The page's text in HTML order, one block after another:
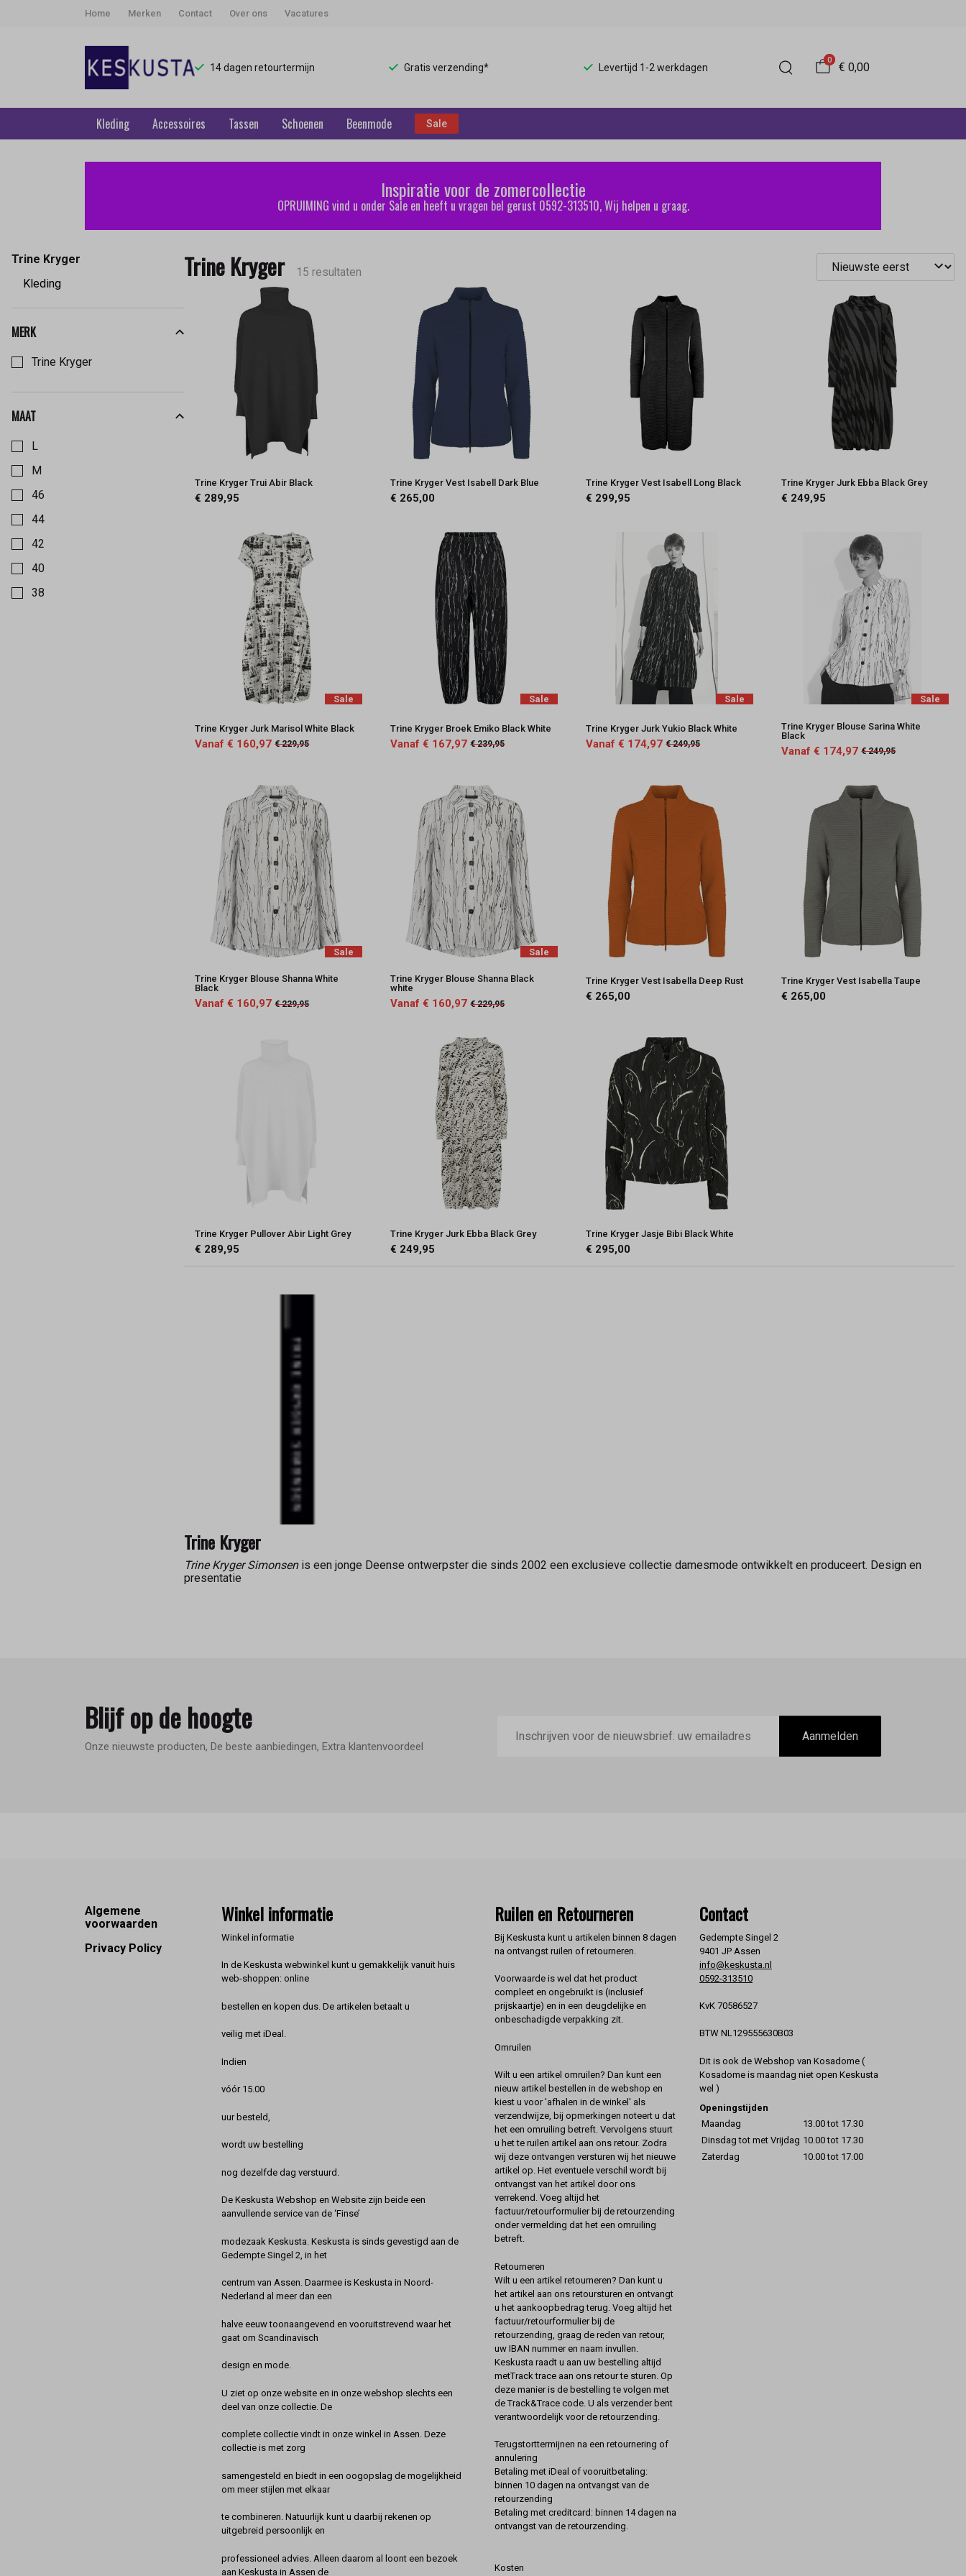
Home Merken Contact Over ons Vacatures
14 dagen retourtermijn Gratis verzending* Levertijd 1-2 werkdagen
0
€ 0,00
Kleding Accessoires Tassen Schoenen Beenmode Sale
Trine
Keskusta
Inspiratie voor de zomercollectie
OPRUIMING vind u onder Sale en heeft u vragen bel gerust 0592-313510, Wij helpen u graag.
Trine Kryger
Kleding
MERK
Trine Kryger
MAAT
L
M
46
44
42
40
38
Trine Kryger 15 resultaten
Trine Kryger Trui Abir Black
€ 289,95
Trine Kryger Vest Isabell Dark Blue
€ 265,00
Trine Kryger Vest Isabell Long Black
€ 299,95
Trine Kryger Jurk Ebba Black Grey
€ 249,95
Sale
Trine Kryger Jurk Marisol White Black
Vanaf € 160,97 € 229,95
Sale
Trine Kryger Broek Emiko Black White
Vanaf € 167,97 € 239,95
Sale
Trine Kryger Jurk Yukio Black White
Vanaf € 174,97 € 249,95
Sale
Trine Kryger Blouse Sarina White
Black
Vanaf € 174,97 € 249,95
Sale
Trine Kryger Blouse Shanna White
Black
Vanaf € 160,97 € 229,95
Sale
Trine Kryger Blouse Shanna Black
white
Vanaf € 160,97 € 229,95
Trine Kryger Vest Isabella Deep Rust
€ 265,00
Trine Kryger Vest Isabella Taupe
€ 265,00
Trine Kryger Pullover Abir Light Grey
€ 289,95
Trine Kryger Jurk Ebba Black Grey
€ 249,95
Trine Kryger Jasje Bibi Black White
€ 295,00
Trine Kryger
Trine Kryger Simonsenis een jonge Deense ontwerpster die sinds 2002 een exclusieve collectie damesmode ontwikkelt en produceert. Design en
presentatie
Blijf op de hoogte
Onze nieuwste producten, De beste aanbiedingen, Extra klantenvoordeel
mailadres
Aanmelden
Footer
Algemene
voorwaarden
Privacy Policy
Winkel informatie
Winkel informatie
In de Keskusta webwinkel kunt u gemakkelijk vanuit huis
web-shoppen: online
bestellen en kopen dus. De artikelen betaalt u
veilig met iDeal.
Indien
vóór 15.00
uur besteld,
wordt uw bestelling
nog dezelfde dag verstuurd.
De Keskusta Webshop en Website zijn beide een
aanvullende service van de ‘Finse’
modezaak Keskusta. Keskusta is sinds gevestigd aan de
Gedempte Singel 2, in het
centrum van Assen. Daarmee is Keskusta in Noord-
Nederland al meer dan een
halve eeuw toonaangevend en vooruitstrevend waar het
gaat om Scandinavisch
design en mode.
U ziet op onze website en in onze webshop slechts een
deel van onze collectie. De
complete collectie vindt in onze winkel in Assen. Deze
collectie is met zorg
samengesteld en biedt in een oogopslag de mogelijkheid
om meer stijlen met elkaar
te combineren. Natuurlijk kunt u daarbij rekenen op
uitgebreid persoonlijk en
professioneel advies. Alleen daarom al loont een bezoek
aan Keskusta in Assen de
Ruilen en Retourneren
Bij Keskusta kunt u artikelen binnen 8 dagen
na ontvangst ruilen of retourneren.
Voorwaarde is wel dat het product
compleet en ongebruikt is (inclusief
prijskaartje) en in een deugdelijke en
onbeschadigde verpakking zit.
Omruilen
Wilt u een artikel omruilen? Dan kunt een
nieuw artikel bestellen in de webshop en
kiest u voor 'afhalen in de winkel' als
verzendwijze, bij opmerkingen noteert u dat
het een omruiling betreft. Vervolgens stuurt
u het te ruilen artikel aan ons retour. Zodra
wij deze ontvangen versturen wij het nieuwe
artikel op. Het eventuele verschil wordt bij
ontvangst van het artikel door ons
verrekend. Voeg altijd het
factuur/retourformulier bij de retourzending
onder vermelding dat het een omruiling
betreft.
Retourneren
Wilt u een artikel retourneren? Dan kunt u
het artikel aan ons retoursturen en ontvangt
u het aankoopbedrag terug. Voeg altijd het
factuur/retourformulier bij de
retourzending, graag de reden van retour,
uw IBAN nummer en naam invullen.
Keskusta raadt u aan uw bestelling altijd
metTrack trace aan ons retour te sturen. Op
deze manier is de bestelling te volgen met
de Track&Trace code. U als verzender bent
verantwoordelijk voor de retourzending.
Terugstorttermijnen na een retournering of
annulering
Betaling met iDeal of vooruitbetaling:
binnen 10 dagen na ontvangst van de
retourzending
Betaling met creditcard: binnen 14 dagen na
ontvangst van de retourzending.
Kosten
Contact
Gedempte Singel 2
9401 JP Assen
info@keskusta.nl
0592-313510
KvK 70586527
BTW NL129555630B03
Dit is ook de Webshop van Kosadome (
Kosadome is maandag niet open Keskusta
wel )
Openingstijden
Maandag
13.00 tot 17.30
Dinsdag tot met Vrijdag 10.00 tot 17.30
Zaterdag
10.00 tot 17.00